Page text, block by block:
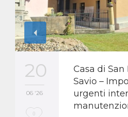
20
06 '26
L0
Casa di
Savio –
urgenti